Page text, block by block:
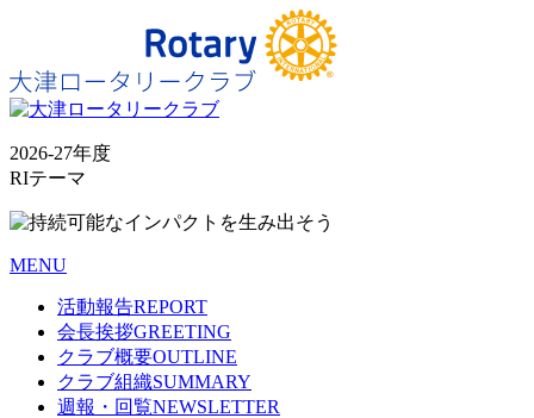
2026-27年度
RIテーマ
MENU
活動報告REPORT
会長挨拶GREETING
クラブ概要OUTLINE
クラブ組織SUMMARY
週報・回覧NEWSLETTER